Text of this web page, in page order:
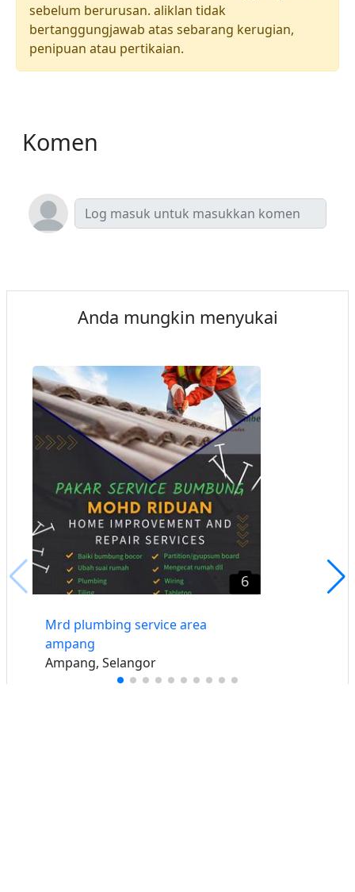
sebelum berurusan. aliklan tidak
bertanggungjawab atas sebarang kerugian,
penipuan atau pertikaian.
Komen
Anda mungkin menyukai
6
Mrd plumbing service area
ampang
Ampang, Selangor